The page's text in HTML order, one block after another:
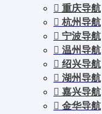
重庆导航
杭州导航
宁波导航
温州导航
绍兴导航
湖州导航
嘉兴导航
金华导航